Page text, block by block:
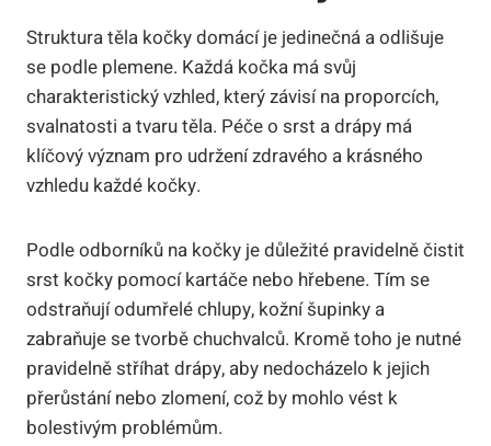
Struktura těla kočky domácí je jedinečná a odlišuje
se podle plemene. Každá kočka má svůj
charakteristický vzhled, který závisí na proporcích,
svalnatosti a tvaru těla. Péče o srst a drápy má
klíčový význam pro udržení zdravého a krásného
vzhledu každé kočky.
Podle odborníků na kočky je důležité pravidelně čistit
srst kočky pomocí kartáče nebo hřebene. Tím se
odstraňují odumřelé chlupy, kožní šupinky a
zabraňuje se tvorbě chuchvalců. Kromě toho je nutné
pravidelně stříhat drápy, aby nedocházelo k jejich
přerůstání nebo zlomení, což by mohlo vést k
bolestivým problémům.